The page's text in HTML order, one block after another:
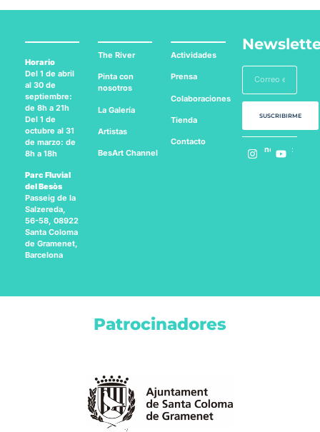
Horario
Del 1 de abril
al 30 de
septiembre:
de 8h a 21h
Del 1 de
octubre al 31
de marzo: de
8h a 18h
Parc Fluvial
del Besòs
Passeig de la
Salzereda,
56-58, 08922
Santa Coloma
de Gramenet,
Barcelona
The River
Pinta con
nosotros
La Galería
Artistas
BesArt Channel
Actividades
Prensa
Colaboraciones
Tienda
Contacto
SUSCRIBIRME
Síguenos en:
Patrocinadores